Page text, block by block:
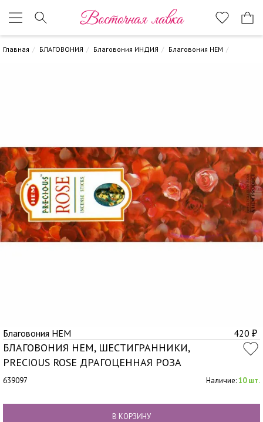
Восточная лавка
Главная БЛАГОВОНИЯ Благовония ИНДИЯ Благовония HEM
Благовония HEM 420 ₽
БЛАГОВОНИЯ HEM, ШЕСТИГРАННИКИ,
PRECIOUS ROSE ДРАГОЦЕННАЯ РОЗА
639097 Наличие:10 шт.
В КОРЗИНУ